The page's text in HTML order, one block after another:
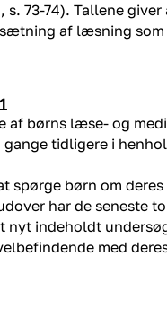
73-74). Tallene
af læsning
af børns læse- og
tidligere i
spørge børn om
har de seneste
nyt indeholdt
med